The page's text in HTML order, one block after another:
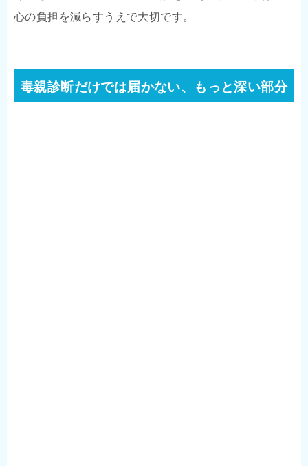
心の負担を減らすうえで大切です。
毒親診断だけでは届かない、もっと深い部分